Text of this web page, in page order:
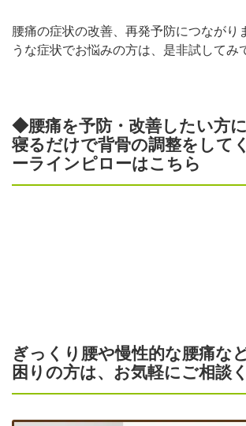
腰痛の症状の改善、再発予防につながり
うな症状でお悩みの方は、是非試してみ
◆腰痛を予防・改善したい方
寝るだけで背骨の調整をして
ーラインピローはこちら
ぎっくり腰や慢性的な腰痛な
困りの方は、お気軽にご相談